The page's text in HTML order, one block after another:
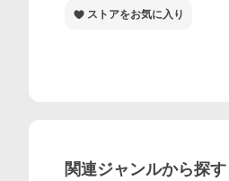
ストアをお気に入り
関連ジャンルから探す